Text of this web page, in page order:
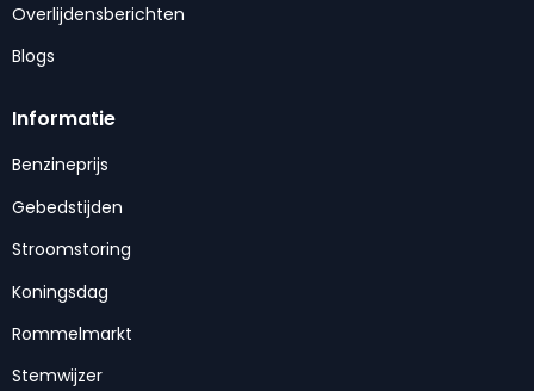
Overlijdensberichten
Blogs
Informatie
Benzineprijs
Gebedstijden
Stroomstoring
Koningsdag
Rommelmarkt
Stemwijzer